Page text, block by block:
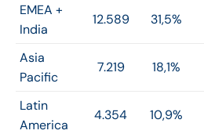
EMEA +
India
12.589 31,5%
Asia
Pacific
7.219 18,1%
Latin
America
4.354 10,9%